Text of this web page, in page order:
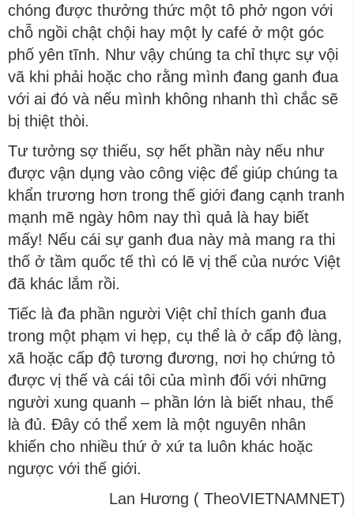
chóng được thưởng thức một tô phở ngon với
chỗ ngồi chật chội hay một ly café ở một góc
phố yên tĩnh. Như vậy chúng ta chỉ thực sự vội
vã khi phải hoặc cho rằng mình đang ganh đua
với ai đó và nếu mình không nhanh thì chắc sẽ
bị thiệt thòi.
Tư tưởng sợ thiếu, sợ hết phần này nếu như
được vận dụng vào công việc để giúp chúng ta
khẩn trương hơn trong thế giới đang cạnh tranh
mạnh mẽ ngày hôm nay thì quả là hay biết
mấy! Nếu cái sự ganh đua này mà mang ra thi
thố ở tầm quốc tế thì có lẽ vị thế của nước Việt
đã khác lắm rồi.
Tiếc là đa phần người Việt chỉ thích ganh đua
trong một phạm vi hẹp, cụ thể là ở cấp độ làng,
xã hoặc cấp độ tương đương, nơi họ chứng tỏ
được vị thế và cái tôi của mình đối với những
người xung quanh – phần lớn là biết nhau, thế
là đủ. Đây có thể xem là một nguyên nhân
khiến cho nhiều thứ ở xứ ta luôn khác hoặc
ngược với thế giới.
Lan Hương ( TheoVIETNAMNET)